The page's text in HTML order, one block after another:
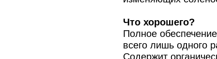
Что хорошего?
Полное
всего лишь одного
Содержит